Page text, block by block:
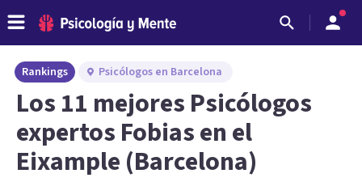
Rankings Psicólogos en Barcelona
Los 11 mejores Psicólogos
expertos Fobias en el
Eixample (Barcelona)